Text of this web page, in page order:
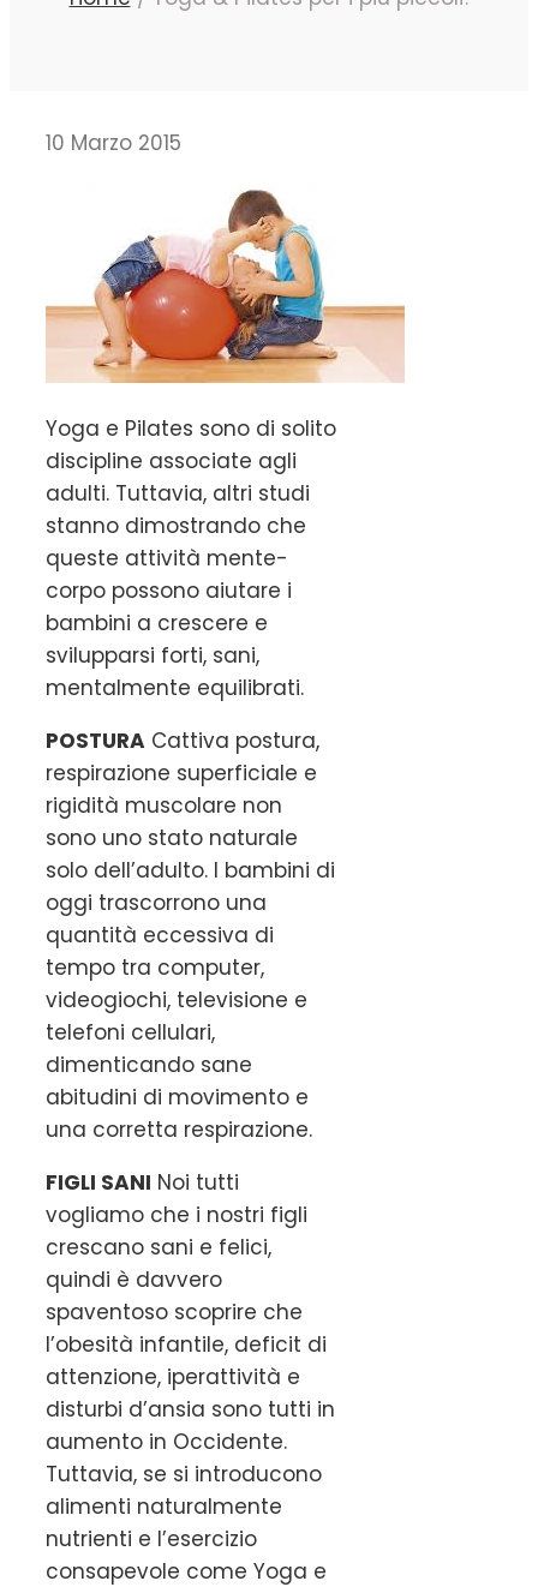
10 Marzo 2015
Yoga e Pilates sono di solito
discipline associate agli
adulti. Tuttavia, altri studi
stanno dimostrando che
queste attività mente-
corpo possono aiutare i
bambini a crescere e
svilupparsi forti, sani,
mentalmente equilibrati.
POSTURA Cattiva postura,
respirazione superficiale e
rigidità muscolare non
sono uno stato naturale
solo dell’adulto. I bambini di
oggi trascorrono una
quantità eccessiva di
tempo tra computer,
videogiochi, televisione e
telefoni cellulari,
dimenticando sane
abitudini di movimento e
una corretta respirazione.
FIGLI SANI Noi tutti
vogliamo che i nostri figli
crescano sani e felici,
quindi è davvero
spaventoso scoprire che
l’obesità infantile, deficit di
attenzione, iperattività e
disturbi d’ansia sono tutti in
aumento in Occidente.
Tuttavia, se si introducono
alimenti naturalmente
nutrienti e l’esercizio
consapevole come Yoga e